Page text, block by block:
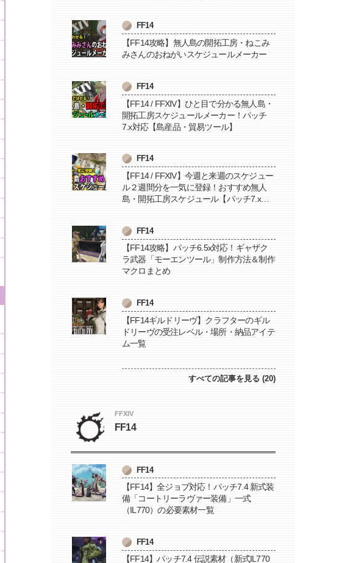
FF14
【FF14攻略】無人島の開拓工房・ねこみ
みさんのおねがいスケジュールメーカー
FF14
【FF14 / FFXIV】ひと目で分かる無人島・
開拓工房スケジュールメーカー！パッチ
7.x対応【島産品・貿易ツール】
FF14
【FF14 / FFXIV】今週と来週のスケジュー
ル２週間分を一気に登録！おすすめ無人
島・開拓工房スケジュール【パッチ7.x対
FF14
【FF14攻略】パッチ6.5x対応！ギャザク
ラ武器「モーエンツール」制作方法＆制作
マクロまとめ
FF14
【FF14ギルドリーヴ】クラフターのギル
ドリーヴの受注レベル・場所・納品アイテ
ム一覧
すべての記事を見る (20)
FFXIV
FF14
FF14
【FF14】全ジョブ対応！パッチ7.4 新式装
備「コートリーラヴァー装備」一式
（IL770）の必要素材一覧
FF14
【FF14】パッチ7.4 伝説素材（新式IL770